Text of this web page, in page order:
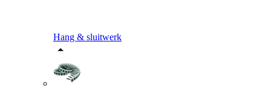
Hang & sluitwerk